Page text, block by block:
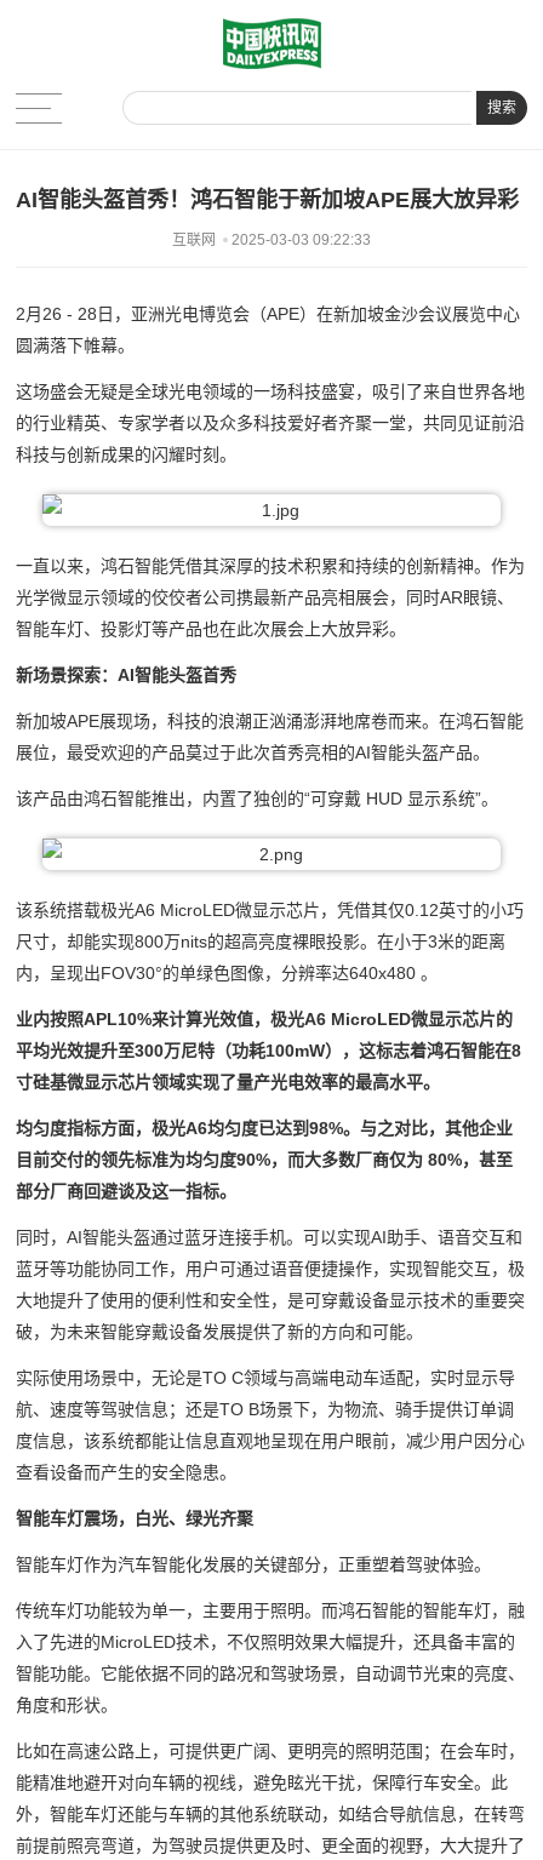
搜索
AI智能头盔首秀！鸿石智能于新加坡APE展大放异彩
互联网 2025-03-03 09:22:33
2月26 - 28日，亚洲光电博览会（APE）在新加坡金沙会议展览中心
圆满落下帷幕。
这场盛会无疑是全球光电领域的一场科技盛宴，吸引了来自世界各地
的行业精英、专家学者以及众多科技爱好者齐聚一堂，共同见证前沿
科技与创新成果的闪耀时刻。
一直以来，鸿石智能凭借其深厚的技术积累和持续的创新精神。作为
光学微显示领域的佼佼者公司携最新产品亮相展会，同时AR眼镜、
智能车灯、投影灯等产品也在此次展会上大放异彩。
新场景探索：AI智能头盔首秀
新加坡APE展现场，科技的浪潮正汹涌澎湃地席卷而来。在鸿石智能
展位，最受欢迎的产品莫过于此次首秀亮相的AI智能头盔产品。
该产品由鸿石智能推出，内置了独创的“可穿戴 HUD 显示系统”。
该系统搭载极光A6 MicroLED微显示芯片，凭借其仅0.12英寸的小巧
尺寸，却能实现800万nits的超高亮度裸眼投影。在小于3米的距离
内，呈现出FOV30°的单绿色图像，分辨率达640x480 。
业内按照APL10%来计算光效值，极光A6 MicroLED微显示芯片的
平均光效提升至300万尼特（功耗100mW），这标志着鸿石智能在8
寸硅基微显示芯片领域实现了量产光电效率的最高水平。
均匀度指标方面，极光A6均匀度已达到98%。与之对比，其他企业
目前交付的领先标准为均匀度90%，而大多数厂商仅为 80%，甚至
部分厂商回避谈及这一指标。
同时，AI智能头盔通过蓝牙连接手机。可以实现AI助手、语音交互和
蓝牙等功能协同工作，用户可通过语音便捷操作，实现智能交互，极
大地提升了使用的便利性和安全性，是可穿戴设备显示技术的重要突
破，为未来智能穿戴设备发展提供了新的方向和可能。
实际使用场景中，无论是TO C领域与高端电动车适配，实时显示导
航、速度等驾驶信息；还是TO B场景下，为物流、骑手提供订单调
度信息，该系统都能让信息直观地呈现在用户眼前，减少用户因分心
查看设备而产生的安全隐患。
智能车灯震场，白光、绿光齐聚
智能车灯作为汽车智能化发展的关键部分，正重塑着驾驶体验。
传统车灯功能较为单一，主要用于照明。而鸿石智能的智能车灯，融
入了先进的MicroLED技术，不仅照明效果大幅提升，还具备丰富的
智能功能。它能依据不同的路况和驾驶场景，自动调节光束的亮度、
角度和形状。
比如在高速公路上，可提供更广阔、更明亮的照明范围；在会车时，
能精准地避开对向车辆的视线，避免眩光干扰，保障行车安全。此
外，智能车灯还能与车辆的其他系统联动，如结合导航信息，在转弯
前提前照亮弯道，为驾驶员提供更及时、更全面的视野，大大提升了